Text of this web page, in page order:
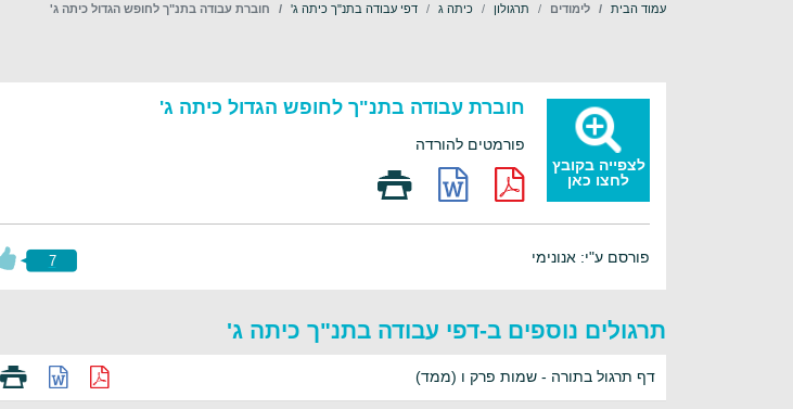
עמוד הבית לימודים תרגולון כיתה ג דפי עבודה בתנ"ך כיתה ג' חוברת עבודה בתנ"ך לחופש הגדול כיתה ג'
לצפייה בקובץ
לחצו כאן
חוברת עבודה בתנ"ך לחופש הגדול כיתה ג'
פורמטים להורדה
פורסם ע"י: אנונימי 7
תרגולים נוספים ב-דפי עבודה בתנ"ך כיתה ג'
דף תרגול בתורה - שמות פרק ו (ממד)